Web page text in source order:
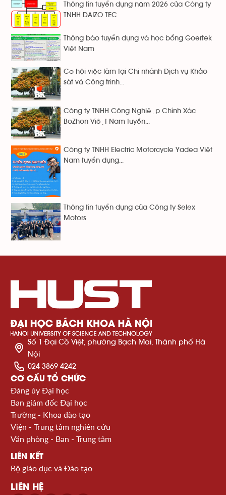
Thông tin tuyển dụng năm 2026 của Công ty
TNHH DAIZO TEC
Thông báo tuyển dụng và học bổng Goertek
Việt Nam
Cơ hội việc làm tại Chi nhánh Dịch vụ Khảo
sát và Công trình...
Công ty TNHH Công Nghiệp Chính Xác
BoZhon Việt Nam tuyển...
Công ty TNHH Electric Motorcycle Yadea Việt
Nam tuyển dụng...
Thông tin tuyển dụng của Công ty Selex
Motors
Số 1 Đại Cồ Việt, phường Bạch Mai, Thành phố Hà
Nội
024 3869 4242
CƠ CẤU TỔ CHỨC
Đảng ủy Đại học
Ban giám đốc Đại học
Trường - Khoa đào tạo
Viện - Trung tâm nghiên cứu
Văn phòng - Ban - Trung tâm
LIÊN KẾT
Bộ giáo dục và Đào tạo
LIÊN HỆ